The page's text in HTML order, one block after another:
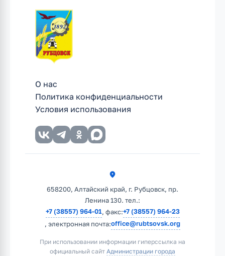
О нас
Политика конфиденциальности
Условия использования
658200, Алтайский край, г. Рубцовск, пр.
Ленина 130. тел.:
+7 (38557) 964-01, факс:+7 (38557) 964-23
, электронная почта:office@rubtsovsk.org
При использовании информации гиперссылка на
официальный сайт Администрации города